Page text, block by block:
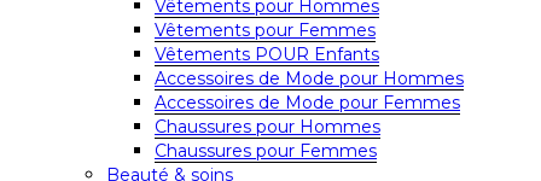
Vêtements pour Hommes
Vêtements pour Femmes
Vêtements POUR Enfants
Accessoires de Mode pour Hommes
Accessoires de Mode pour Femmes
Chaussures pour Hommes
Chaussures pour Femmes
Beauté & soins